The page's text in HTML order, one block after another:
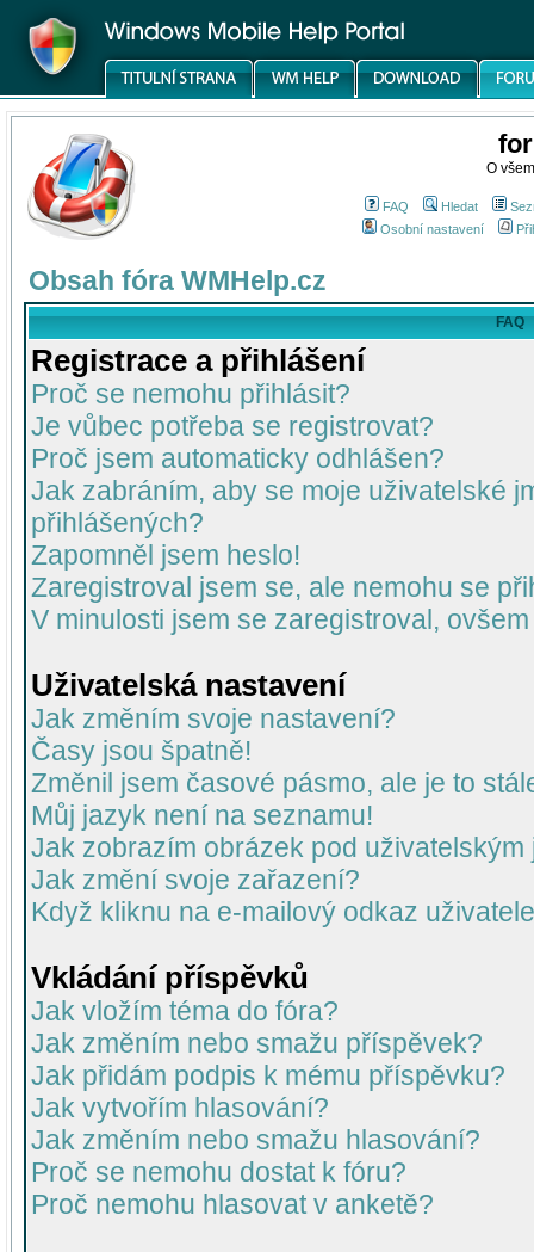
O
FAQ Hledat
Osobní nastavení
Obsah fóra WMHelp.cz
FAQ
Registrace a přihlášení
Proč se nemohu přihlásit?
Je vůbec potřeba se registrovat?
Proč jsem automaticky odhlášen?
Jak zabráním, aby se moje uživatelské
přihlášených?
Zapomněl jsem heslo!
Zaregistroval jsem se, ale nemohu se
V minulosti jsem se zaregistroval,
Uživatelská nastavení
Jak změním svoje nastavení?
Časy jsou špatně!
Změnil jsem časové pásmo, ale je to
Můj jazyk není na seznamu!
Jak zobrazím obrázek pod uživatelským
Jak změní svoje zařazení?
Když kliknu na e-mailový odkaz
Vkládání příspěvků
Jak vložím téma do fóra?
Jak změním nebo smažu příspěvek?
Jak přidám podpis k mému příspěvku?
Jak vytvořím hlasování?
Jak změním nebo smažu hlasování?
Proč se nemohu dostat k fóru?
Proč nemohu hlasovat v anketě?